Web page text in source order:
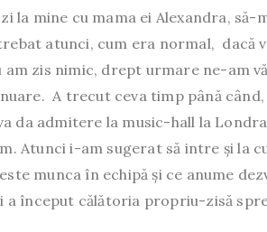
mine cu mama ei Alexandra, să-
atunci, cum era normal, dacă
am zis nimic, drept urmare ne-am
A trecut ceva timp până
da admitere la music-hall la
Atunci i-am sugerat să intre și la
munca în echipă și ce anume
a început călătoria propriu-zisă